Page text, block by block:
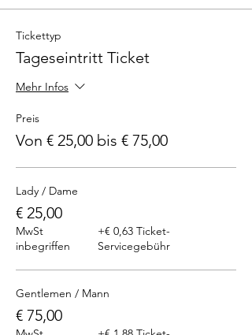
Tickettyp
Tageseintritt Ticket
Mehr Infos
Preis
Von € 25,00 bis € 75,00
Lady / Dame
€ 25,00
MwSt
inbegriffen
+€ 0,63 Ticket-
Servicegebühr
Gentlemen / Mann
€ 75,00